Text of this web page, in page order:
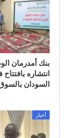
بنك أمدرمان
انتشاره
السودان
أخبار